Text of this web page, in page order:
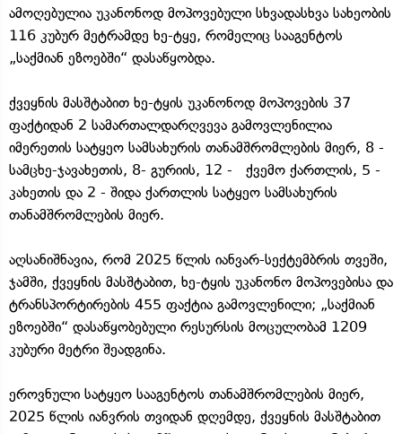
ამოღებულია უკანონოდ მოპოვებული სხვადასხვა სახეობის
116 კუბურ მეტრამდე ხე-ტყე, რომელიც სააგენტოს
„საქმიან ეზოებში“ დასაწყობდა.
ქვეყნის მასშტაბით ხე-ტყის უკანონოდ მოპოვების 37
ფაქტიდან 2 სამართალდარღვევა გამოვლენილია
იმერეთის სატყეო სამსახურის თანამშრომლების მიერ, 8 -
სამცხე-ჯავახეთის, 8- გურიის, 12 - ქვემო ქართლის, 5 -
კახეთის და 2 - შიდა ქართლის სატყეო სამსახურის
თანამშრომლების მიერ.
აღსანიშნავია, რომ 2025 წლის იანვარ-სექტემბრის თვეში,
ჯამში, ქვეყნის მასშტაბით, ხე-ტყის უკანონო მოპოვებისა და
ტრანსპორტირების 455 ფაქტია გამოვლენილი; „საქმიან
ეზოებში“ დასაწყობებული რესურსის მოცულობამ 1209
კუბური მეტრი შეადგინა.
ეროვნული სატყეო სააგენტოს თანამშრომლების მიერ,
2025 წლის იანვრის თვიდან დღემდე, ქვეყნის მასშტაბით